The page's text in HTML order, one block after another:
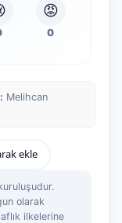
😡
0
Melihcan
ekle
olarak
ilkelerine